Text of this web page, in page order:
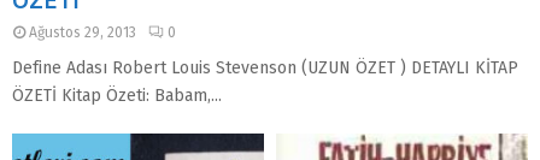
Ağustos 29, 2013 0
Define Adası Robert Louis Stevenson (UZUN ÖZET ) DETAYLI KİTAP
ÖZETİ Kitap Özeti: Babam,...